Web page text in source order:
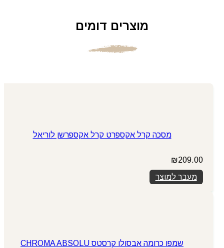
מוצרים דומים
מסכה קרל אקספרט קרל אקספרשן לוריאל
₪209.00
מעבר למוצר
שמפו כרומה אבסולו קרסטס CHROMA ABSOLU